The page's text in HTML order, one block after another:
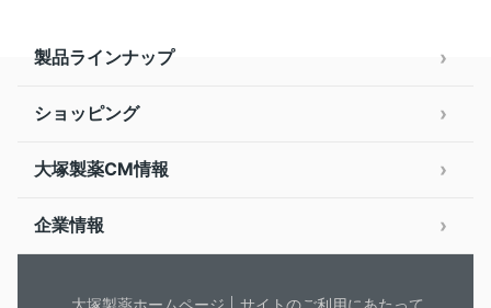
製品ラインナップ
ショッピング
大塚製薬CM情報
企業情報